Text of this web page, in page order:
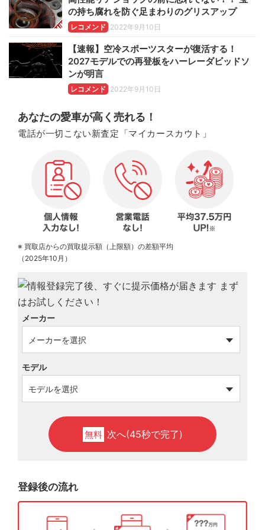
の持ち腐れを防ぐ足まわりのグリスアップ
レコメンド 2022年9月10日
【速報】空冷スポーツスターが復活する！
2027モデルでの再登板をハーレーダビッドソ
ンが明言
レコメンド 2022年9月10日
あなたの愛車が高く売れる！
電話が一切こない新査定「マイカースカウト」
※ 買取店からの買取提示額（上限額）の差額平均
（2025年10月）
メーカー
モデル
無料 次へ(45秒で完了)
登録後の流れ